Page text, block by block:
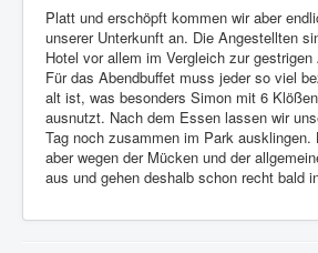
Platt und erschöpft kommen wir aber
unserer Unterkunft an. Die Angestellten
Hotel vor allem im Vergleich zur
Für das Abendbuffet muss jeder so viel
alt ist, was besonders Simon mit 6
ausnutzt. Nach dem Essen lassen wir
Tag noch zusammen im Park ausklingen.
aber wegen der Mücken und der
aus und gehen deshalb schon recht bald